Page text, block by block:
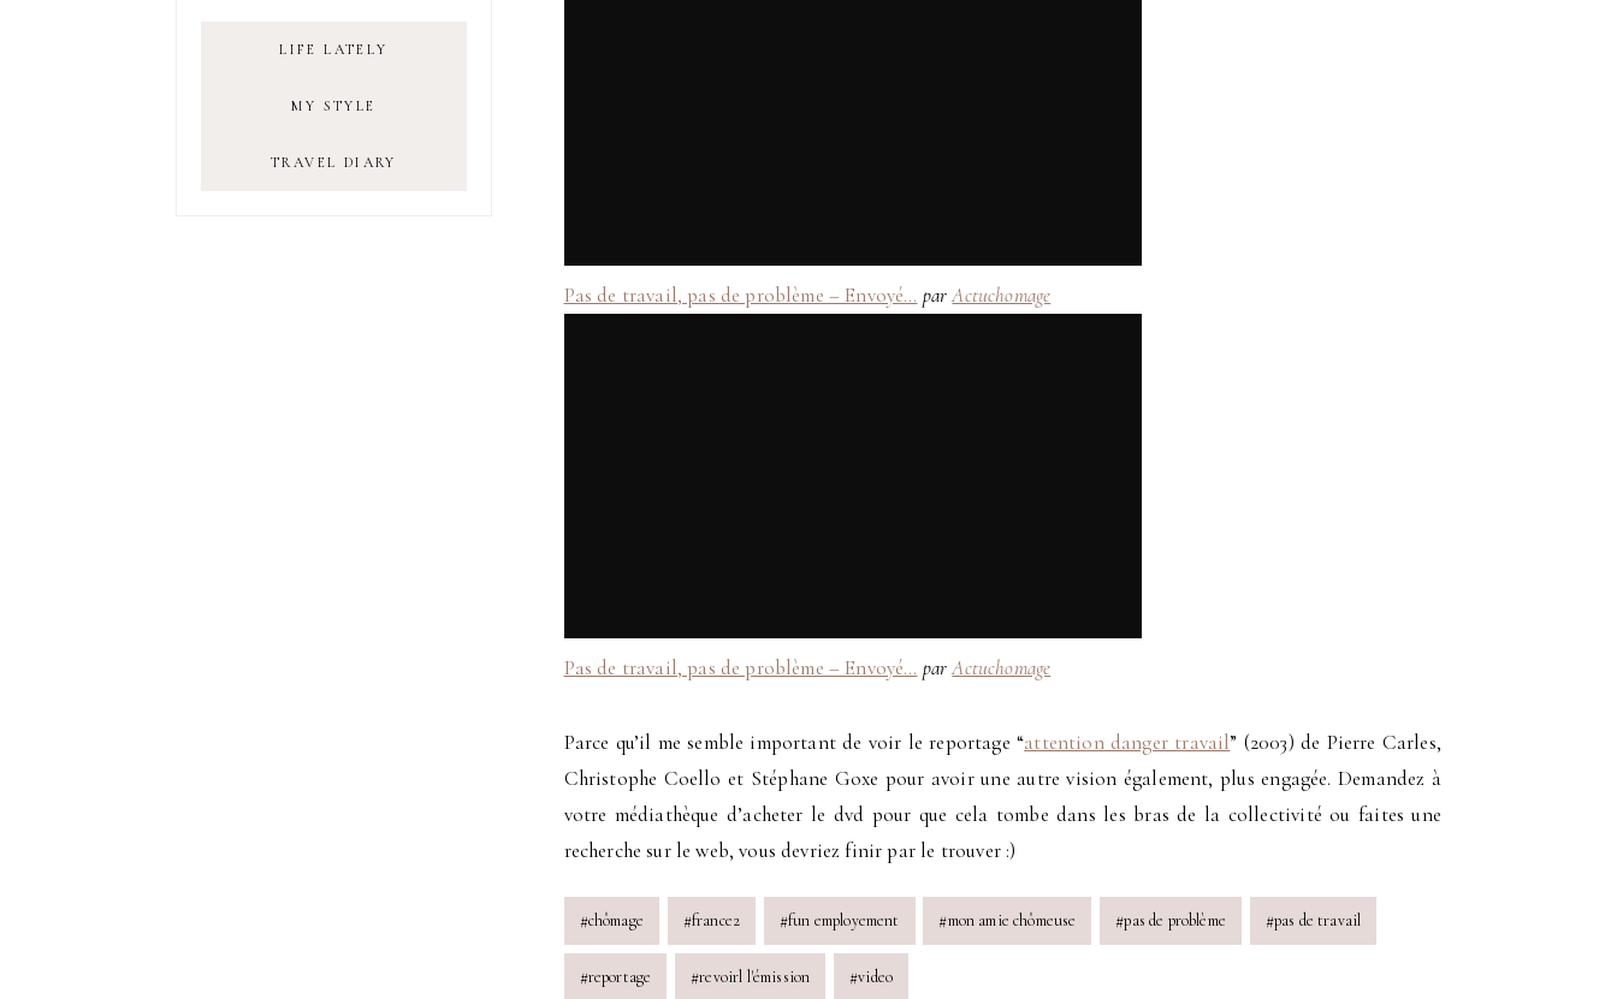
Pas de travail, pas de problème – Envoyé… parActuchomage
Pas de travail, pas de problème – Envoyé… parActuchomage
Parce qu’il me semble important de voir le reportage “attention danger travail” (2003) de Pierre Carles,
Christophe Coello et Stéphane Goxe pour avoir une autre vision également, plus engagée. Demandez à
votre médiathèque d’acheter le dvd pour que cela tombe dans les bras de la collectivité ou faites une
recherche sur le web, vous devriez finir par le trouver :)
Post
Tags:
#chômage #france2 #fun employement #mon amie chômeuse #pas de problème #pas de travail
#reportage #revoirl l'émission #video
LIFE LATELY
MY STYLE
TRAVEL DIARY